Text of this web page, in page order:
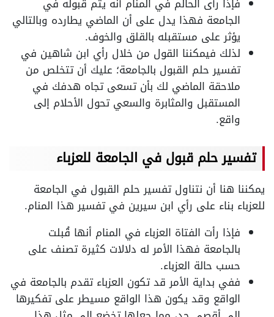
الجامعة فهذا يدل على أن الماضي يطارده وبالتالي
يؤثر على مستقبله بالقلق والخوف.
لذلك فيمكننا القول من خلال رأي ابن شاهين في
تفسير حلم القبول بالجامعة؛ عليك أن تتخلص من
ملاحقة الماضي لك بأن تسعى تجاه هدفك في
المستقبل والمثابرة والسعي تحول الأحلام إلى
واقع.
تفسير حلم قبول في الجامعة للعزباء
يمكننا هنا أن نتناول تفسير حلم القبول في الجامعة
للعزباء بناء على رأي ابن سيرين في تفسير هذا المنام.
فإذا رأت الفتاة العزباء في المنام أنها قُبلت
بالجامعة فهذا الأمر له دلالات كثيرة تصنف على
حسب حالة العزباء.
ففي بداية الأمر قد تكون العزباء تقدم بالجامعة في
الواقع وقد يكون هذا الواقع مسيطر على تفكيرها